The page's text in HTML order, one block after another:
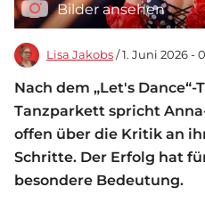
Bilder ansehen
Lisa Jakobs / 1. Juni 2026 -
Nach dem „Let's
Tanzparkett spricht
offen über die Kritik an
Schritte. Der Erfolg hat
besondere Bedeutung.